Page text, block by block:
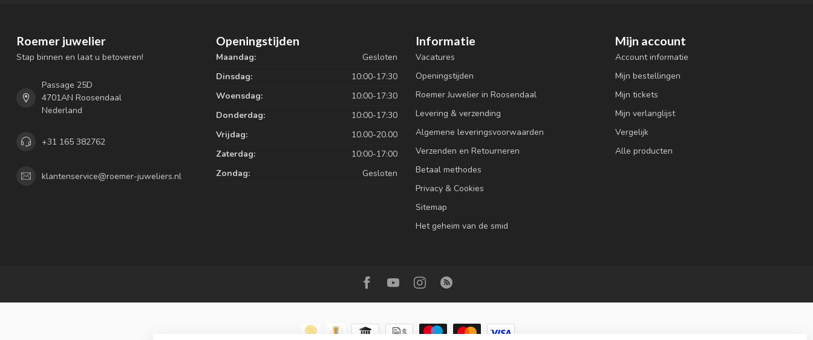
Roemer juwelier
Stap binnen en laat u betoveren!
Passage 25D
4701AN Roosendaal
Nederland
+31 165 382762
klantenservice@roemer-juweliers.nl
Openingstijden
Maandag:
Gesloten
Dinsdag:
10:00-17:30
Woensdag:
10:00-17:30
Donderdag:
10:00-17:30
Vrijdag:
10.00-20.00
Zaterdag:
10:00-17:00
Zondag:
Gesloten
Informatie
Vacatures
Openingstijden
Roemer Juwelier in Roosendaal
Levering & verzending
Algemene leveringsvoorwaarden
Verzenden en Retourneren
Betaal methodes
Privacy & Cookies
Sitemap
Het geheim van de smid
Mijn account
Account informatie
Mijn bestellingen
Mijn tickets
Mijn verlanglijst
Vergelijk
Alle producten